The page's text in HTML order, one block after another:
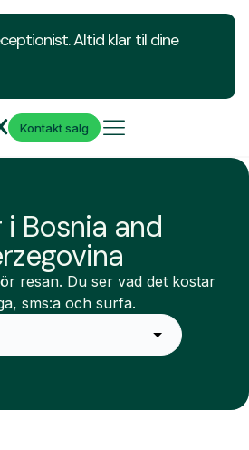
Altid klar til dine
Kontakt salg
i Bosnia and
resan. Du ser vad det kostar
sms:a och surfa.